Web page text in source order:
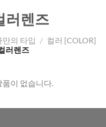
러렌즈
만의 타입 / 컬러 [COLOR]
러렌즈
이 없습니다.